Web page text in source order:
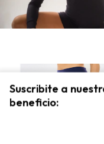
Suscribite a
beneficio: